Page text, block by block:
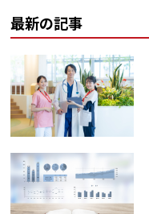
最新の記事